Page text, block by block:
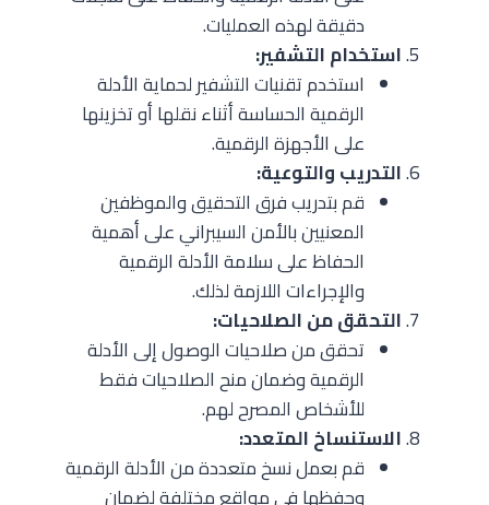
دقيقة لهذه العمليات.
استخدام التشفير:
استخدم تقنيات التشفير لحماية الأدلة
الرقمية الحساسة أثناء نقلها أو تخزينها
على الأجهزة الرقمية.
التدريب والتوعية:
قم بتدريب فرق التحقيق والموظفين
المعنيين بالأمن السيبراني على أهمية
الحفاظ على سلامة الأدلة الرقمية
والإجراءات اللازمة لذلك.
التحقق من الصلاحيات:
تحقق من صلاحيات الوصول إلى الأدلة
الرقمية وضمان منح الصلاحيات فقط
للأشخاص المصرح لهم.
الاستنساخ المتعدد:
قم بعمل نسخ متعددة من الأدلة الرقمية
وحفظها في مواقع مختلفة لضمان